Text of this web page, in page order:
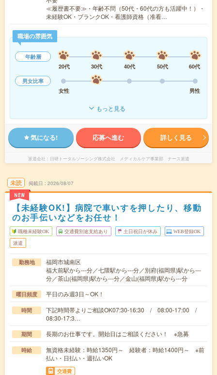
≪履歴書不要≫・年齢不問（50代・60代の方も活躍中！）・
未経験OK・ブランクOK・看護師資格（准看…
職場の雰囲気
年齢層
20代
30代 40代 50代
60代
男女比率
女性
男性
もっと見る
気になる! 応募へ進む 詳しく見る
派遣会社 日研トータルソーシング株式会社 メディカルケア事業部 ナース派遣
未読
NEW
掲載日 2026/08/07
【未経験OK!】病院で車いすを押したり、移動
のお手伝いなどをお任せ！
職種未経験OK 交通費別途支給あり 土日祝日が休み WEB登録OK
派遣
勤務地
福岡市城南区
福大前駅から---分／七隈駅から---分／別府(福岡県)駅から---
分／茶山(福岡県)駅から---分／金山(福岡県)駅から---分
曜日頻度 平日のみ週3日～OK！
時間
下記時間帯よりご相談OK07:30-16:30 / 08:00-17:00 /
08:30-17:3…
期間 長期のお仕事です。開始日はご相談ください！ ※急募
時給
無資格未経験：時給1350円～ 経験者：時給1400円～ ※前
払い・日払い・週払いOK
交通費